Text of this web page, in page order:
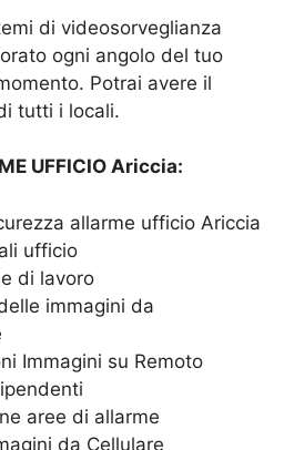
di videosorveglianza
ogni angolo del tuo
Potrai avere il
tutti i locali.
UFFICIO Ariccia:
allarme ufficio Ariccia
ufficio
di lavoro
immagini da
Immagini su Remoto
aree di allarme
da Cellulare